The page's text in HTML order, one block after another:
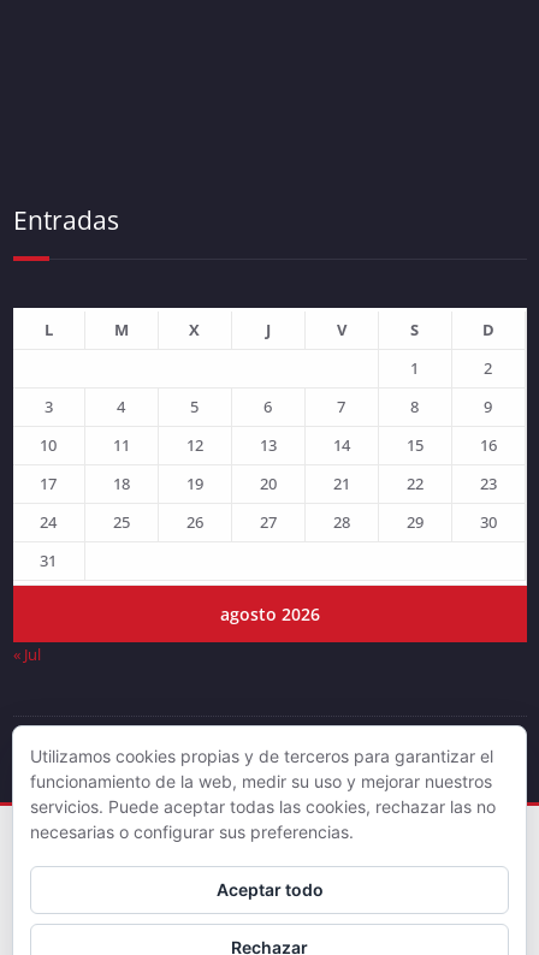
Entradas
agosto 2026
L M X J V S
D
1
2
3
4 5 6 7 8
9
10
11 12 13 14 15
16
17
18 19 20 21 22
23
24
25 26 27 28 29
30
31
« Jul
© DJLV 2019
Utilizamos cookies propias y de terceros para garantizar el
funcionamiento de la web, medir su uso y mejorar nuestros
servicios. Puede aceptar todas las cookies, rechazar las no
necesarias o configurar sus preferencias.
Aceptar todo
Rechazar